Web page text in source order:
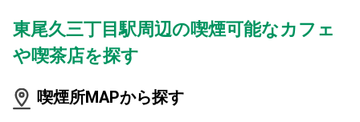
東尾久三丁目駅周辺の喫煙可能なカフェ
や喫茶店を探す
喫煙所MAPから探す